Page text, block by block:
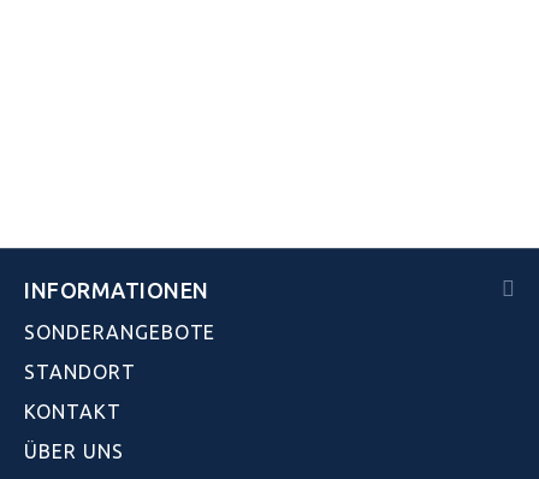
INFORMATIONEN
SONDERANGEBOTE
STANDORT
KONTAKT
ÜBER UNS